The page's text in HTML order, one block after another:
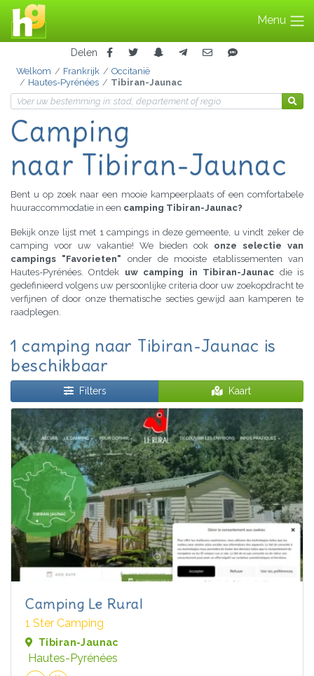
Menu
Delen
Welkom Frankrijk
Occitanië
Hautes-Pyrénées
Tibiran-Jaunac
Camping
naar Tibiran-Jaunac
Bent u op zoek naar een mooie kampeerplaats of een comfortabele
huuraccommodatie in een camping Tibiran-Jaunac?
Bekijk onze lijst met 1 campings in deze gemeente, u vindt zeker de
camping voor uw vakantie! We bieden ook onze selectie van
campings "Favorieten" onder de mooiste etablissementen van
Hautes-Pyrénées. Ontdek uw camping in Tibiran-Jaunac die is
gedefinieerd volgens uw persoonlijke criteria door uw zoekopdracht te
verfijnen of door onze thematische secties gewijd aan kamperen te
raadplegen.
1 camping naar Tibiran-Jaunac is
beschikbaar
Filters Kaart
Camping Le Rural
1 Ster Camping
Tibiran-Jaunac
Hautes-Pyrénées